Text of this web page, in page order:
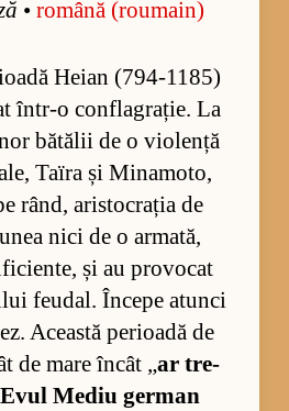
• ro­mână (ro­u­main)
He­ian (794-1185)
în­tr-o con­fla­gra­ție. La
bă­tă­lii de o vi­o­lență
Ta­ïra și Mi­na­mo­to,
rând, aris­to­cra­ția de
nici de o ar­ma­tă,
și au pro­vo­cat
fe­u­dal. În­cepe atunci
Această pe­ri­oadă de
de mare în­cât „ar tre­
Me­diu ger­man